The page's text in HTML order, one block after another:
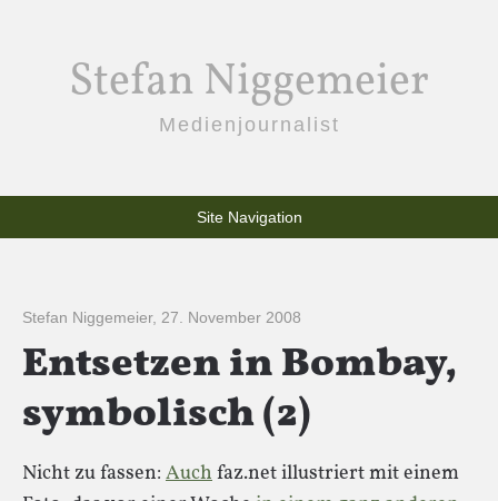
Stefan Niggemeier
Medienjournalist
Site Navigation
Stefan Niggemeier, 27. November 2008
Entsetzen in Bombay,
symbolisch (2)
Nicht zu fassen: Auchfaz.net illustriert mit einem